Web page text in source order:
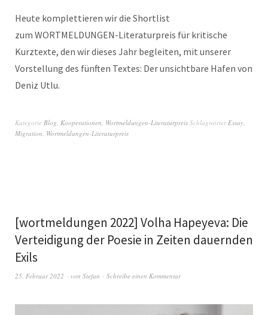
Heute komplettieren wir die Shortlist
zum WORTMELDUNGEN-Literaturpreis für kritische
Kurztexte, den wir dieses Jahr begleiten, mit unserer
Vorstellung des fünften Textes: Der unsichtbare Hafen von
Deniz Utlu.
Kategorie Blog Kooperationen Wortmeldungen-Literaturpreis Schlagwörter Essay
Migration Wortmeldungen-Literaturpreis
[wortmeldungen 2022] Volha Hapeyeva: Die
Verteidigung der Poesie in Zeiten dauernden
Exils
25. Februar 2022 von Stefan Schreibe einen Kommentar